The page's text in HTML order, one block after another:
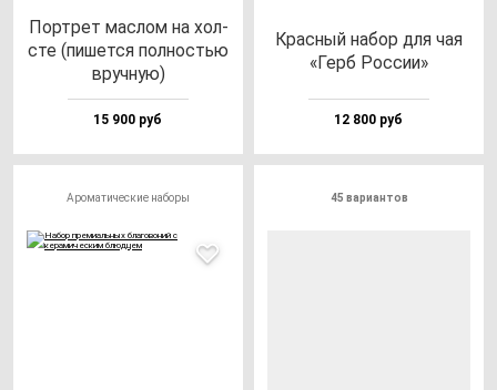
Пор­трет мас­лом на хол­
сте (пи­шет­ся пол­ностью
вруч­ную)
15 900 руб
Крас­ный на­бор для чая
«Герб Рос­сии»
12 800 руб
Ароматические наборы 45 вариантов